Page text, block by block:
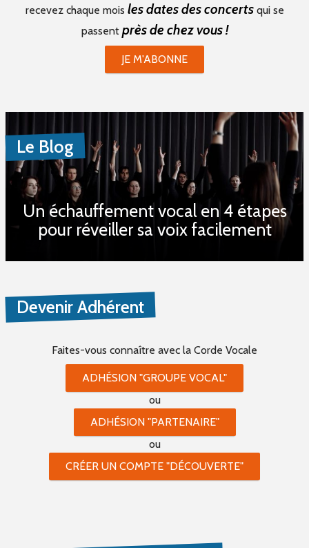
recevez chaque mois les dates des concertsqui se
passent près de chez vous !
JE M'ABONNE
Le Blog
Un échauffement vocal en 4 étapes
pour réveiller sa voix facilement
Devenir Adhérent
Faites-vous connaître avec la Corde Vocale
ADHÉSION "GROUPE VOCAL"
ou
ADHÉSION "PARTENAIRE"
ou
CRÉER UN COMPTE "DÉCOUVERTE"